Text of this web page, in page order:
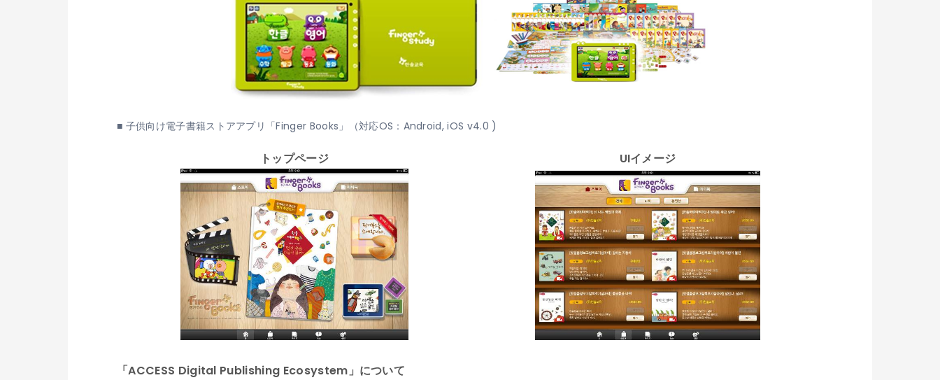
■ 子供向け電子書籍ストアアプリ「Finger Books」（対応OS：Android, iOS v4.0 )
トップページ UIイメージ
「ACCESS Digital Publishing Ecosystem」について